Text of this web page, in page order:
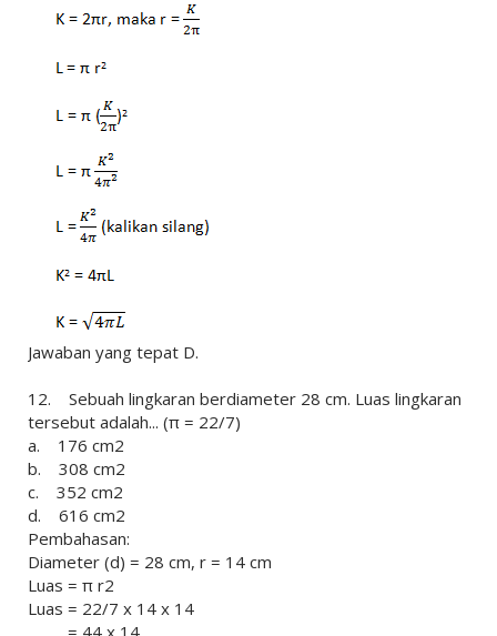
Jawaban yang tepat D.
12. Sebuah lingkaran berdiameter 28 cm. Luas lingkaran
tersebut adalah... (π = 22/7)
a. 176 cm2
b. 308 cm2
c. 352 cm2
d. 616 cm2
Pembahasan:
Diameter (d) = 28 cm, r = 14 cm
Luas = π r2
Luas = 22/7 x 14 x 14
= 44 x 14